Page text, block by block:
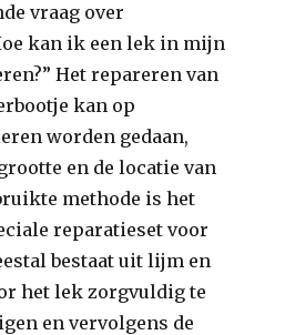
vraag over
kan ik een lek in mijn
Het repareren van
kan op
worden gedaan,
en de locatie van
methode is het
reparatieset voor
bestaat uit lijm en
het lek zorgvuldig te
en vervolgens de